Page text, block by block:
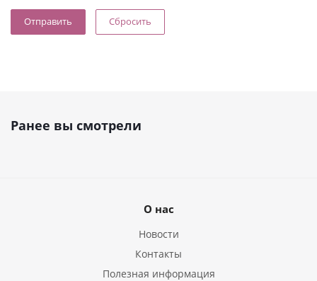
Сбросить
Ранее вы смотрели
О нас
Новости
Контакты
Полезная информация